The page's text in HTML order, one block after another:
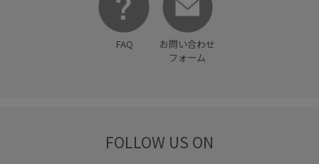
FAQ
お問い合わせ
フォーム
FOLLOW US ON